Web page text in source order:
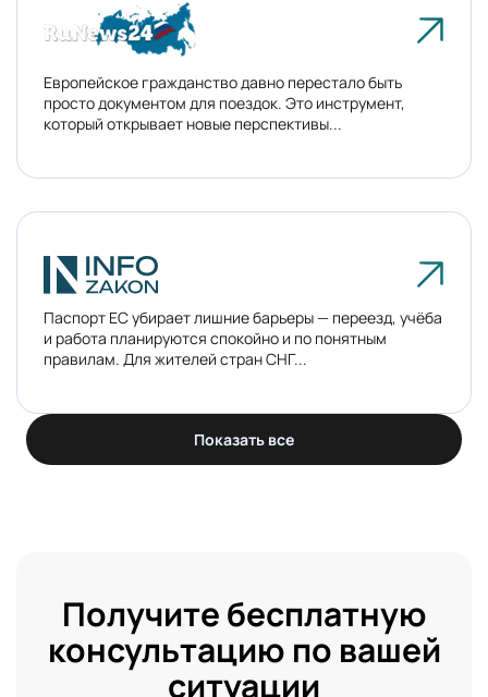
Европейское гражданство давно перестало быть
просто документом для поездок. Это инструмент,
который открывает новые перспективы...
Паспорт ЕС убирает лишние барьеры — переезд, учёба
и работа планируются спокойно и по понятным
правилам. Для жителей стран СНГ...
Показать все
Получите бесплатную
консультацию по вашей
ситуации